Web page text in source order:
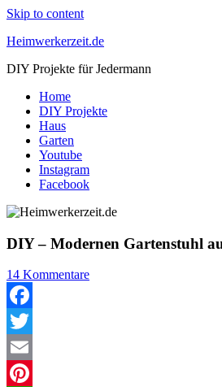
Skip to content
Heimwerkerzeit.de
DIY Projekte für Jedermann
Home
DIY Projekte
Haus
Garten
Youtube
Instagram
Facebook
DIY – Modernen Gartenstuhl
14 Kommentare
Facebook
Twitter
Email